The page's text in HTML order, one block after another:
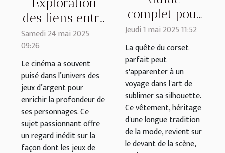
des liens entre
jeux d'argent
développement
de
personnages
au cinéma
Samedi 24 mai 2025
09:26
Le cinéma a souvent
puisé dans l’univers des
jeux d’argent pour
enrichir la profondeur de
ses personnages. Ce
sujet passionnant offre
un regard inédit sur la
façon dont les jeux de
complet pour
choisir un
corset qui
met en
valeur
Jeudi 1 mai 2025 11:52
La quête du corset
parfait peut
s'apparenter à un
voyage dans l'art de
sublimer sa silhouette.
Ce vêtement, héritage
d'une longue tradition
de la mode, revient sur
le devant de la scène,